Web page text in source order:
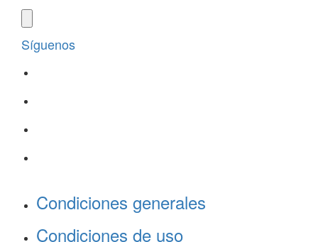
Síguenos
Condiciones generales
Condiciones de uso